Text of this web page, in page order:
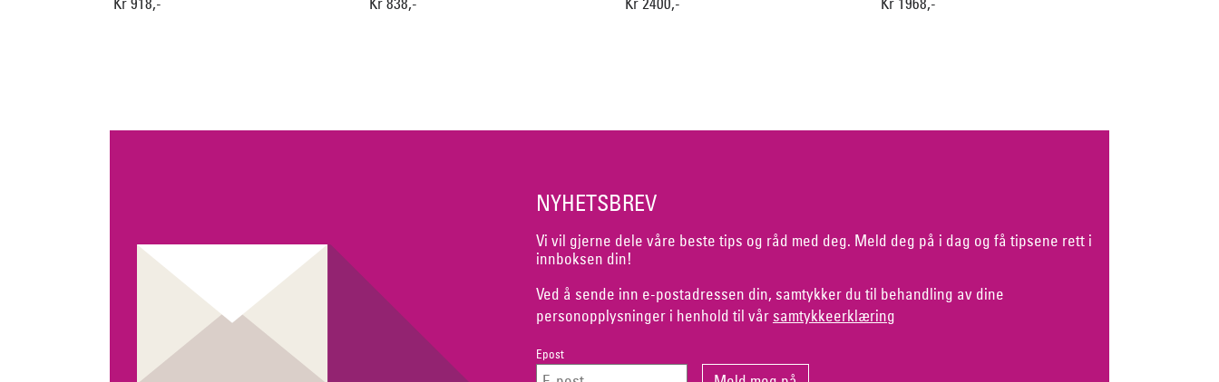
NYHETSBREV
Vi vil gjerne dele våre beste tips og råd med deg. Meld deg på i dag og få tipsene rett i
innboksen din!
Ved å sende inn e-postadressen din, samtykker du til behandling av dine
personopplysninger i henhold til vår samtykkeerklæring
Epost